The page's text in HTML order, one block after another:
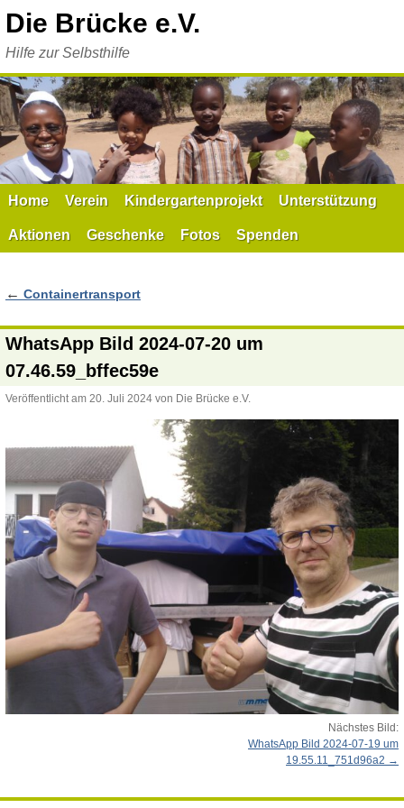
Inhalt
Die Brücke e.V.
Hilfe zur Selbsthilfe
Home Verein Kindergartenprojekt Unterstützung
Aktionen Geschenke Fotos Spenden
← Containertransport
WhatsApp Bild 2024-07-20 um
07.46.59_bffec59e
Veröffentlicht am 20. Juli 2024 von Die Brücke e.V.
Nächstes Bild:
WhatsApp Bild 2024-07-19 um
19.55.11_751d96a2